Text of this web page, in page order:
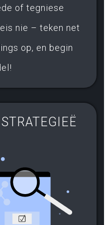
of tegniese
nie – teken net
op, en begin